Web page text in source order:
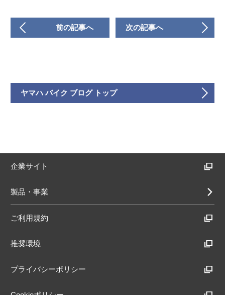
前の記事へ 次の記事へ
ヤマハ バイク ブログ トップ
企業サイト
製品・事業
ご利用規約
推奨環境
プライバシーポリシー